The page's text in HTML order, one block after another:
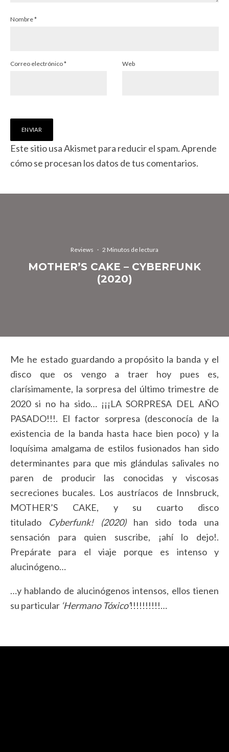
Nombre*
Correo electrónico* Web
Este sitio usa Akismet para reducir el spam.Aprende
cómo se procesan los datos de tus comentarios.
Reviews · 2 Minutos de lectura
MOTHER’S CAKE – CYBERFUNK
(2020)
Me he estado guardando a propósito la banda y el
disco que os vengo a traer hoy pues es,
clarísimamente, la sorpresa del último trimestre de
2020 si no ha sido… ¡¡¡LA SORPRESA DEL AÑO
PASADO!!!. El factor sorpresa (desconocía de la
existencia de la banda hasta hace bien poco) y la
loquísima amalgama de estilos fusionados han sido
determinantes para que mis glándulas salivales no
paren de producir las conocidas y viscosas
secreciones bucales. Los austríacos de Innsbruck,
MOTHER’S CAKE, y su cuarto disco
titulado Cyberfunk! (2020)han sido toda una
sensación para quien suscribe, ¡ahí lo dejo!.
Prepárate para el viaje porque es intenso y
alucinógeno…
…y hablando de alucinógenos intensos, ellos tienen
su particular ‘Hermano Tóxico’!!!!!!!!!!…